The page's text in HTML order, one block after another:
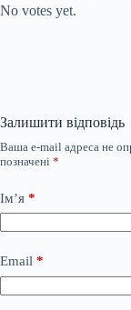
No votes yet.
Залишити відповідь
Ваша e-mail адреса не
позначені *
Ім’я *
Email *